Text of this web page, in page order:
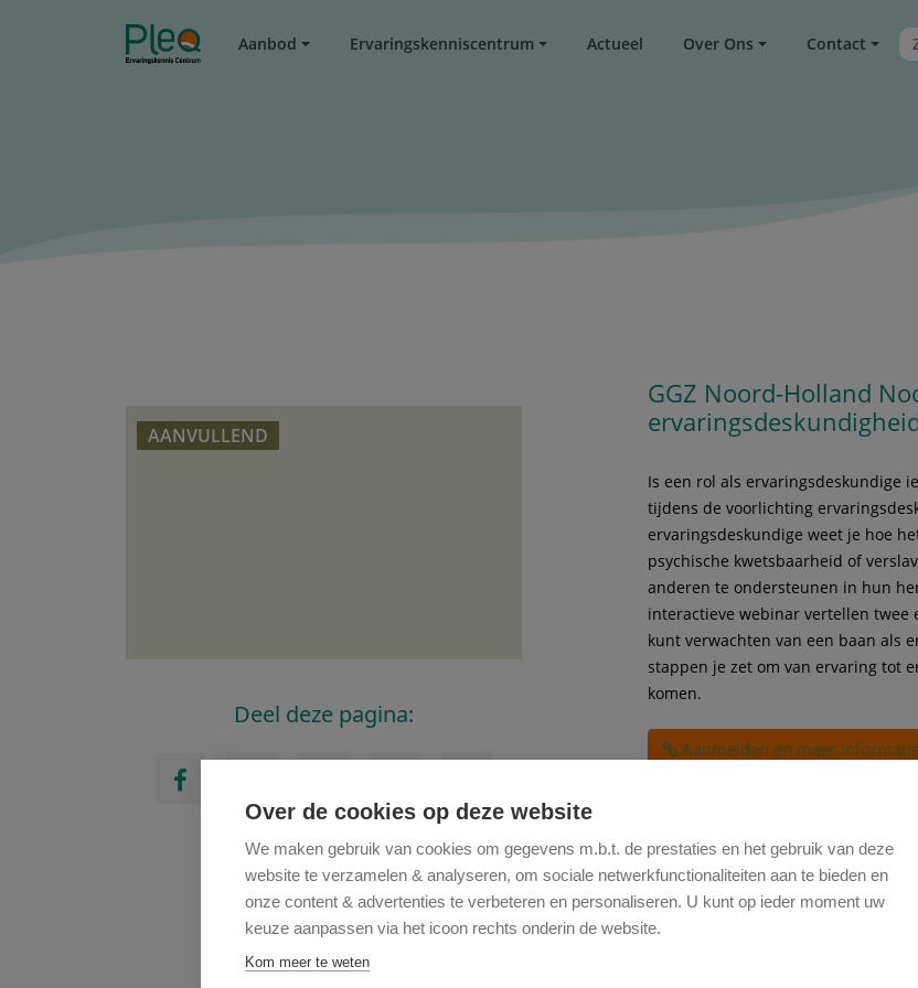
Over de cookies op deze website
We maken gebruik van cookies om gegevens m.b.t. de prestaties en het gebruik van deze
website te verzamelen & analyseren, om sociale netwerkfunctionaliteiten aan te bieden en
onze content & advertenties te verbeteren en personaliseren. U kunt op ieder moment uw
keuze aanpassen via het icoon rechts onderin de website.
Kom meer te weten
Aanbod Ervaringskenniscentrum Actueel Over Ons Contact
AANVULLEND
Deel deze pagina:
GGZ Noord-Holland
Is een rol als ervaringsdeskundige
tijdens de voorlichting
ervaringsdeskundige weet je hoe
psychische kwetsbaarheid of
anderen te ondersteunen in hun
interactieve webinar vertellen twee
kunt verwachten van een baan als
stappen je zet om van ervaring tot
komen.
Aanmelden en meer